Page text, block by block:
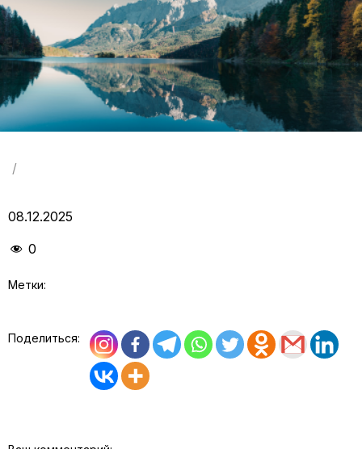
/
08.12.2025
0
Метки:
Поделиться: